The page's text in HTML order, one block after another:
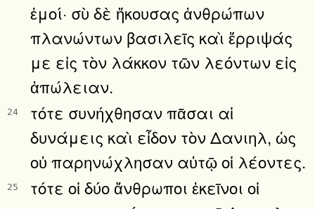
ἐμοί· σὺ δὲ ἤκουσας ἀνθρώπων
πλανώντων βασιλεῖς καὶ ἔρριψάς
με εἰς τὸν λάκκον τῶν λεόντων εἰς
ἀπώλειαν.
24
τότε συνήχθησαν πᾶσαι αἱ
δυνάμεις καὶ εἶδον τὸν Δανιηλ, ὡς
οὐ παρηνώχλησαν αὐτῷ οἱ λέοντες.
25
τότε οἱ δύο ἄνθρωποι ἐκεῖνοι οἱ